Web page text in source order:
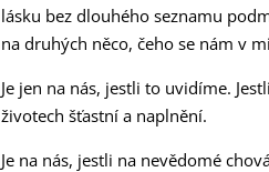
lásku bez dlouhého seznamu
na druhých něco, čeho se nám v
Je jen na nás, jestli to uvidíme.
životech šťastní a naplnění.
Je na nás, jestli na nevědomé